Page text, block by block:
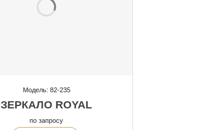
Модель: 82-235
ЗЕРКАЛО ROYAL
по запросу